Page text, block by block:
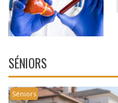
SÉNIORS
Séniors